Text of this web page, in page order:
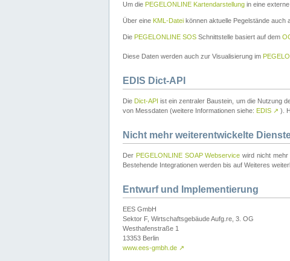
Um die PEGELONLINE Kartendarstellung in eine
Über eine KML-Datei können aktuelle Pegelstände auch
Die PEGELONLINE SOS Schnittstelle basiert auf dem
Diese Daten werden auch zur Visualisierung im
EDIS Dict-API
Die Dict-API ist ein zentraler Baustein, um die Nutzung
von Messdaten (weitere Informationen siehe: EDIS ↗ ).
Nicht mehr weiterentwickelte
Der PEGELONLINE SOAP Webservice wird nicht mehr
Bestehende Integrationen werden bis auf Weiteres
Entwurf und Implementierung
EES GmbH
Sektor F, Wirtschaftsgebäude Aufg.re, 3. OG
Westhafenstraße 1
13353 Berlin
www.ees-gmbh.de ↗